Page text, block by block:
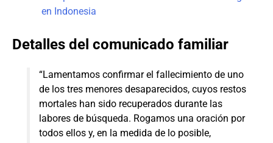
en Indonesia
Detalles del comunicado familiar
“Lamentamos confirmar el fallecimiento de uno
de los tres menores desaparecidos, cuyos restos
mortales han sido recuperados durante las
labores de búsqueda. Rogamos una oración por
todos ellos y, en la medida de lo posible,